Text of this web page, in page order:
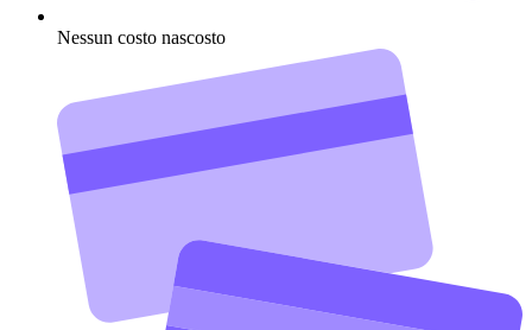
Nessun costo nascosto